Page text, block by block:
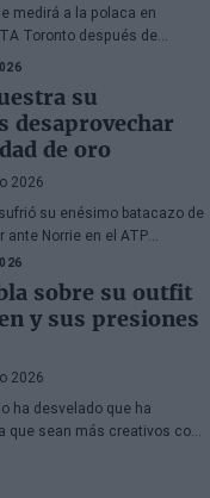
medirá a la polaca en
Toronto después de
su
desaprovechar
de oro
2026
su enésimo batacazo de
ante Norrie en el ATP
partido ganado.
sobre su outfit
y sus presiones
2026
ha desvelado que ha
que sean más creativos con